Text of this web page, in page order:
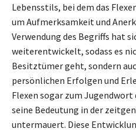
Lebensstils, bei dem das
um Aufmerksamkeit und
Verwendung des Begriffs hat
weiterentwickelt, sodass es
Besitztümer geht, sondern
persönlichen Erfolgen und
Flexen sogar zum Jugendwort
seine Bedeutung in der
untermauert. Diese